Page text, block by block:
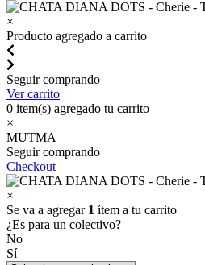
×
Producto agregado a carrito
Seguir comprando
Ver carrito
0 item(s) agregado tu carrito
×
MUTMA
Seguir comprando
Checkout
×
Se va a agregar 1 ítem a tu carrito
¿Es para un colectivo?
No
Sí